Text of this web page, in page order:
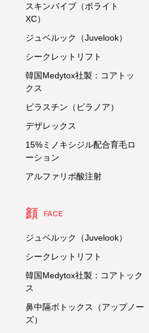
スキンバイブ（ボライト
XC）
ジュベルック（Juvelook）
シークレットリフト
韓国Medytox社製：コアトッ
クス
ビラスチン（ビラノア）
デザレックス
15%ミノキシジル配合育毛ロ
ーション
アルファリポ酸注射
顔 FACE
ジュベルック（Juvelook）
シークレットリフト
韓国Medytox社製：コアトック
ス
鼻中隔ボトックス（アップノー
ズ）